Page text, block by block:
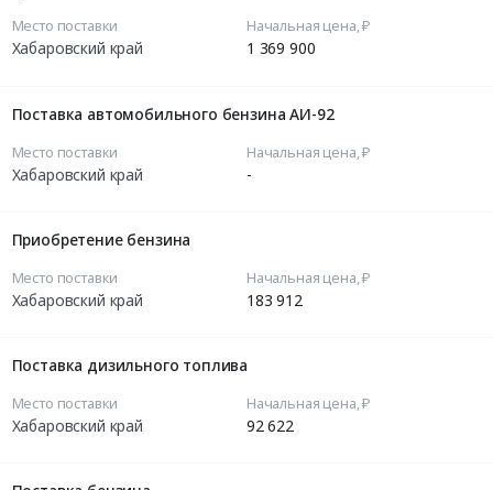
Место поставки
Хабаровский край
Начальная цена, ₽
1 369 900
Поставка автомобильного бензина АИ-92
Место поставки
Хабаровский край
Начальная цена, ₽
-
Приобретение бензина
Место поставки
Хабаровский край
Начальная цена, ₽
183 912
Поставка дизильного топлива
Место поставки
Хабаровский край
Начальная цена, ₽
92 622